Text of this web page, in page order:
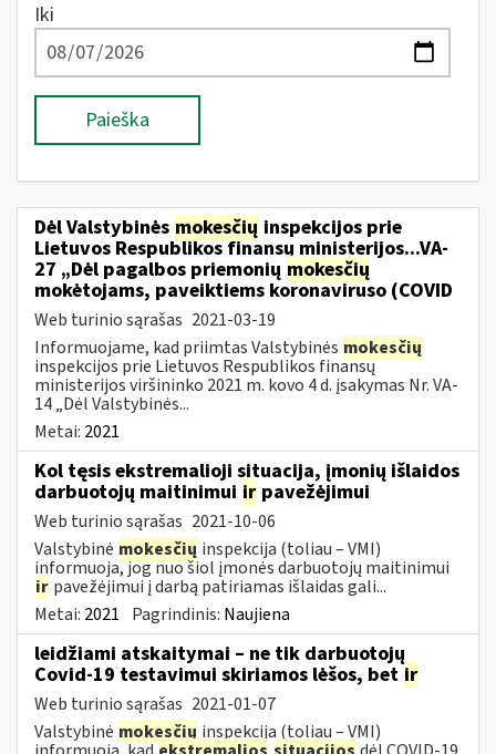
Iki
Paieška
Dėl Valstybinės mokesčių inspekcijos prie
Lietuvos Respublikos finansų ministerijos...VA-
27 „Dėl pagalbos priemonių mokesčių
mokėtojams, paveiktiems koronaviruso (COVID
Web turinio sąrašas 2021-03-19
Informuojame, kad priimtas Valstybinės mokesčių
inspekcijos prie Lietuvos Respublikos finansų
ministerijos viršininko 2021 m. kovo 4 d. įsakymas Nr. VA-
14 „Dėl Valstybinės...
Metai: 2021
Kol tęsis ekstremalioji situacija, įmonių išlaidos
darbuotojų maitinimui ir pavežėjimui
Web turinio sąrašas 2021-10-06
Valstybinė mokesčių inspekcija (toliau – VMI)
informuoja, jog nuo šiol įmonės darbuotojų maitinimui
ir pavežėjimui į darbą patiriamas išlaidas gali...
Metai: 2021 Pagrindinis: Naujiena
leidžiami atskaitymai – ne tik darbuotojų
Covid-19 testavimui skiriamos lėšos, bet ir
Web turinio sąrašas 2021-01-07
Valstybinė mokesčių inspekcija (toliau – VMI)